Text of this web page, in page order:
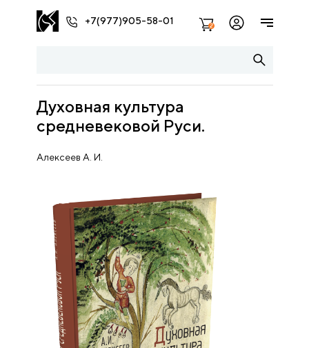
+7(977)905-58-01 2
Духовная культура
средневековой Руси.
Алексеев А. И.